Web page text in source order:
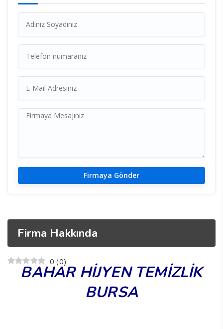
Firma Hakkında
0 (0)
BAHAR HİJYEN TEMİZLİK
BURSA